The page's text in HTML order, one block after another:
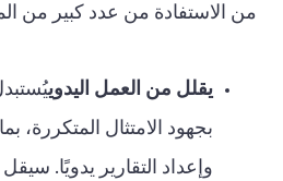
من الاستفادة من عدد كبير من
يقلل من العمل اليدوي
بجهود الامتثال المتكررة،
وإعداد التقارير يدويًا.